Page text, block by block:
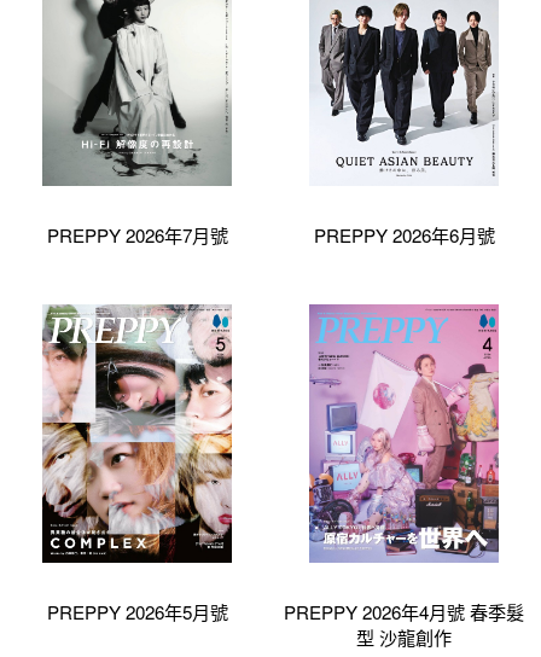
PREPPY 2026年7月號 PREPPY 2026年6月號
PREPPY 2026年5月號
PREPPY 2026年4月號 春季髮
型 沙龍創作